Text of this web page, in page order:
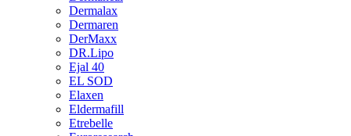
Dermalax
Dermaren
DerMaxx
DR.Lipo
Ejal 40
EL SOD
Elaxen
Eldermafill
Etrebelle